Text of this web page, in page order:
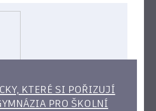
KTERÉ SI POŘIZUJÍ
PRO ŠKOLNÍ